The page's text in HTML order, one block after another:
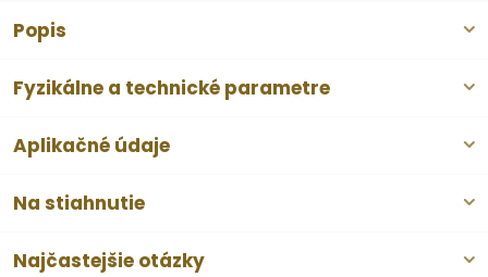
Popis
Fyzikálne a technické parametre
Aplikačné údaje
Na stiahnutie
Najčastejšie otázky